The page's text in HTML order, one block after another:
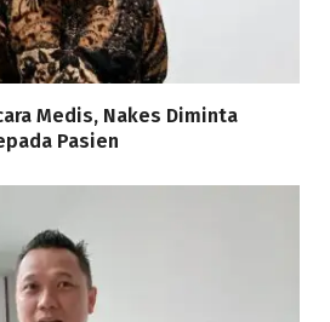
Medis, Nakes Diminta
Pasien